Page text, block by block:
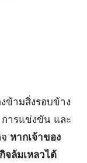
ข้ามสิ่งรอบข้าง
ารแข่งขัน และ
หากเจ้าของ
จล้มเหลวได้